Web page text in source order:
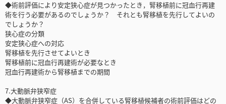
◆術前評価により安定狭心症が見つかったとき，腎移植前に冠血行再建
術を行う必要があるのでしょうか？ それとも腎移植を先行してよいの
でしょうか？
狭心症の分類
安定狭心症への対応
腎移植を先行させてよいとき
腎移植前に冠血行再建術が必要なとき
冠血行再建術から腎移植までの期間
7.大動脈弁狭窄症
◆大動脈弁狭窄症（AS）を合併している腎移植候補者の術前評価はどの